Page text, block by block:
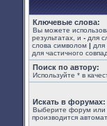
Ключевые слова:
Вы можете
результатах, и - для
слова символом | для
для частичного
Поиск по автору:
Используйте * в
Искать в форумах:
Выберите форум или
производится